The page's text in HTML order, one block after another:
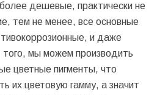
дешевые, практически не
тем не менее, все основные
и даже
мы можем производить
цветные пигменты, что
их цветовую гамму, а значит